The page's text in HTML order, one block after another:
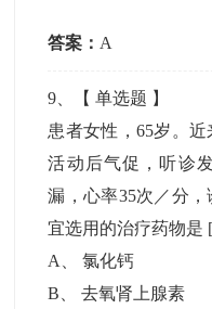
答案： A
9 、【单选题 】
患者女性，65岁。
活动后气促，听诊
漏，心率35次／分，
宜选用的治疗药物是
A
、氯化钙
B 、去氧肾上腺素